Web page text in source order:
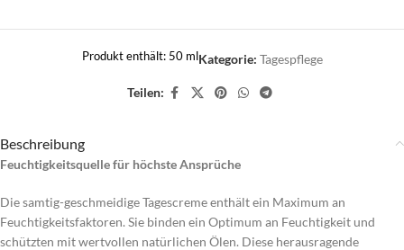
Produkt enthält: 50 mlKategorie: Tagespflege
Teilen:
Beschreibung
Feuchtigkeitsquelle für höchste Ansprüche
Die samtig-geschmeidige Tagescreme enthält ein Maximum an
Feuchtigkeitsfaktoren. Sie binden ein Optimum an Feuchtigkeit und
schützten mit wertvollen natürlichen Ölen. Diese herausragende